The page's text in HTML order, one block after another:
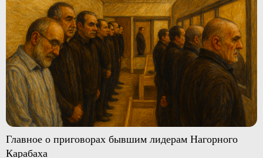
Главное о приговорах бывшим лидерам Нагорного
Карабаха